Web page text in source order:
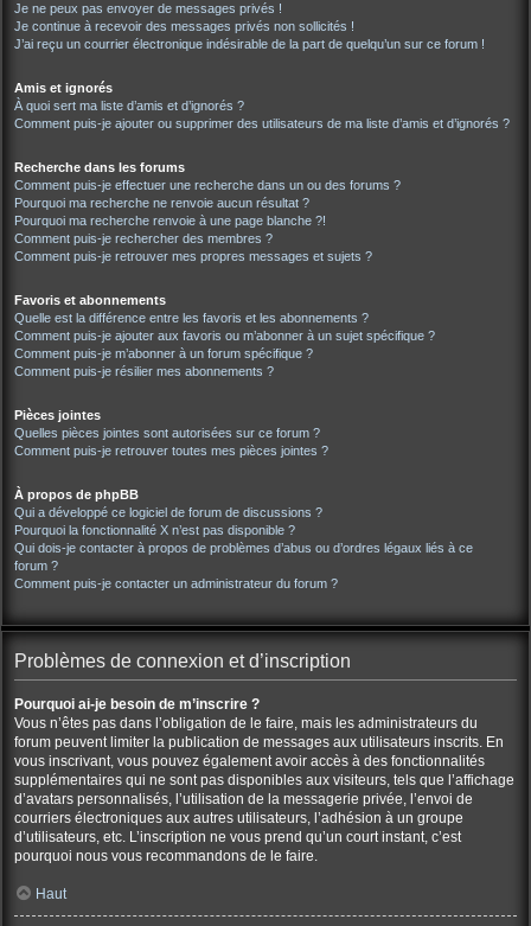
Je ne peux pas envoyer de messages privés !
Je continue à recevoir des messages privés non sollicités !
J’ai reçu un courrier électronique indésirable de la part de quelqu’un sur ce forum !
Amis et ignorés
À quoi sert ma liste d’amis et d’ignorés ?
Comment puis-je ajouter ou supprimer des utilisateurs de ma liste d’amis et d’ignorés ?
Recherche dans les forums
Comment puis-je effectuer une recherche dans un ou des forums ?
Pourquoi ma recherche ne renvoie aucun résultat ?
Pourquoi ma recherche renvoie à une page blanche ?!
Comment puis-je rechercher des membres ?
Comment puis-je retrouver mes propres messages et sujets ?
Favoris et abonnements
Quelle est la différence entre les favoris et les abonnements ?
Comment puis-je ajouter aux favoris ou m’abonner à un sujet spécifique ?
Comment puis-je m’abonner à un forum spécifique ?
Comment puis-je résilier mes abonnements ?
Pièces jointes
Quelles pièces jointes sont autorisées sur ce forum ?
Comment puis-je retrouver toutes mes pièces jointes ?
À propos de phpBB
Qui a développé ce logiciel de forum de discussions ?
Pourquoi la fonctionnalité X n’est pas disponible ?
Qui dois-je contacter à propos de problèmes d’abus ou d’ordres légaux liés à ce
forum ?
Comment puis-je contacter un administrateur du forum ?
Problèmes de connexion et d’inscription
Pourquoi ai-je besoin de m’inscrire ?
Vous n’êtes pas dans l’obligation de le faire, mais les administrateurs du
forum peuvent limiter la publication de messages aux utilisateurs inscrits. En
vous inscrivant, vous pouvez également avoir accès à des fonctionnalités
supplémentaires qui ne sont pas disponibles aux visiteurs, tels que l’affichage
d’avatars personnalisés, l’utilisation de la messagerie privée, l’envoi de
courriers électroniques aux autres utilisateurs, l’adhésion à un groupe
d’utilisateurs, etc. L’inscription ne vous prend qu’un court instant, c’est
pourquoi nous vous recommandons de le faire.
Haut